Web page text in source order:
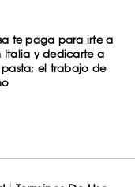
te paga para irte a
Italia y dedicarte a
el trabajo de